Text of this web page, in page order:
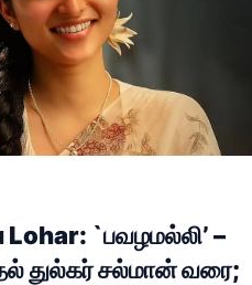
`பவழமல்லி’ –
துல்கர் சல்மான் வரை;